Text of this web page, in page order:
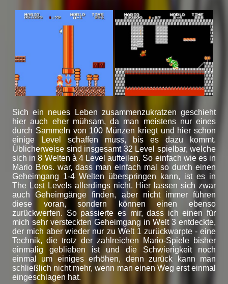
Sich ein neues Leben zusammenzukratzen geschieht
hier auch eher mühsam, da man meistens nur eines
durch Sammeln von 100 Münzen kriegt und hier schon
einige Level schaffen muss, bis es dazu kommt.
Üblicherweise sind insgesamt 32 Level spielbar, welche
sich in 8 Welten à 4 Level aufteilen. So einfach wie es in
Mario Bros. war, dass man einfach mal so durch einen
Geheimgang 1-4 Welten überspringen kann, ist es in
The Lost Levels allerdings nicht. Hier lassen sich zwar
auch Geheimgänge finden, aber nicht immer führen
diese voran, sondern können einen ebenso
zurückwerfen. So passierte es mir, dass ich einen für
mich sehr versteckten Geheimgang in Welt 3 entdeckte,
der mich aber wieder nur zu Welt 1 zurückwarpte - eine
Technik, die trotz der zahlreichen Mario-Spiele bisher
einmalig geblieben ist und die Schwierigkeit noch
einmal um einiges erhöhen, denn zurück kann man
schließlich nicht mehr, wenn man einen Weg erst einmal
eingeschlagen hat.